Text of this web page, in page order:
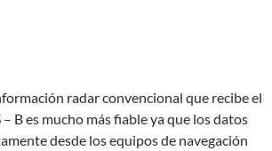
radar convencional que recibe el
B es mucho más fiable ya que los datos
desde los equipos de navegación